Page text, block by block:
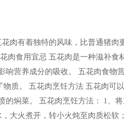
肉有着独特的风味，比普通猪肉
肉食用宜忌 五花肉是一种滋补食
响营养成分的吸收。 五花肉食物
质。 五花肉烹饪方法 五花肉可
的焖菜。 五花肉烹饪方法： 1、
大火煮开，转小火炖至肉质松软